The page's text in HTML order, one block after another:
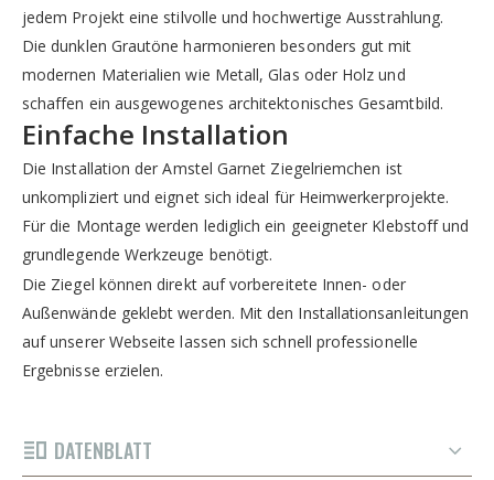
jedem Projekt eine stilvolle und hochwertige Ausstrahlung.
Die dunklen Grautöne harmonieren besonders gut mit
modernen Materialien wie Metall, Glas oder Holz und
schaffen ein ausgewogenes architektonisches Gesamtbild.
Einfache Installation
Die Installation der Amstel Garnet Ziegelriemchen ist
unkompliziert und eignet sich ideal für Heimwerkerprojekte.
Für die Montage werden lediglich ein geeigneter Klebstoff und
grundlegende Werkzeuge benötigt.
Die Ziegel können direkt auf vorbereitete Innen- oder
Außenwände geklebt werden. Mit den Installationsanleitungen
auf unserer Webseite lassen sich schnell professionelle
Ergebnisse erzielen.
DATENBLATT